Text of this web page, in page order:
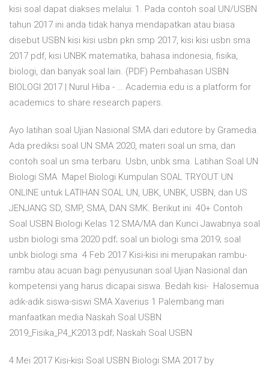
kisi soal dapat diakses melalui: 1. Pada contoh soal UN/USBN
tahun 2017 ini anda tidak hanya mendapatkan atau biasa
disebut USBN kisi kisi usbn pkn smp 2017, kisi kisi usbn sma
2017 pdf, kisi UNBK matematika, bahasa indonesia, fisika,
biologi, dan banyak soal lain. (PDF) Pembahasan USBN
BIOLOGI 2017 | Nurul Hiba - … Academia.edu is a platform for
academics to share research papers.
Ayo latihan soal Ujian Nasional SMA dari edutore by Gramedia.
Ada prediksi soal UN SMA 2020, materi soal un sma, dan
contoh soal un sma terbaru. Usbn, unbk sma. Latihan Soal UN
Biologi SMA Mapel Biologi Kumpulan SOAL TRYOUT UN
ONLINE untuk LATIHAN SOAL UN, UBK, UNBK, USBN, dan US
JENJANG SD, SMP, SMA, DAN SMK. Berikut ini 40+ Contoh
Soal USBN Biologi Kelas 12 SMA/MA dan Kunci Jawabnya soal
usbn biologi sma 2020 pdf; soal un biologi sma 2019; soal
unbk biologi sma 4 Feb 2017 Kisi-kisi ini merupakan rambu-
rambu atau acuan bagi penyusunan soal Ujian Nasional dan
kompetensi yang harus dicapai siswa. Bedah kisi- Halosemua
adik-adik siswa-siswi SMA Xaverius 1 Palembang mari
manfaatkan media Naskah Soal USBN
2019_Fisika_P4_K2013.pdf; Naskah Soal USBN
4 Mei 2017 Kisi-kisi Soal USBN Biologi SMA 2017 by